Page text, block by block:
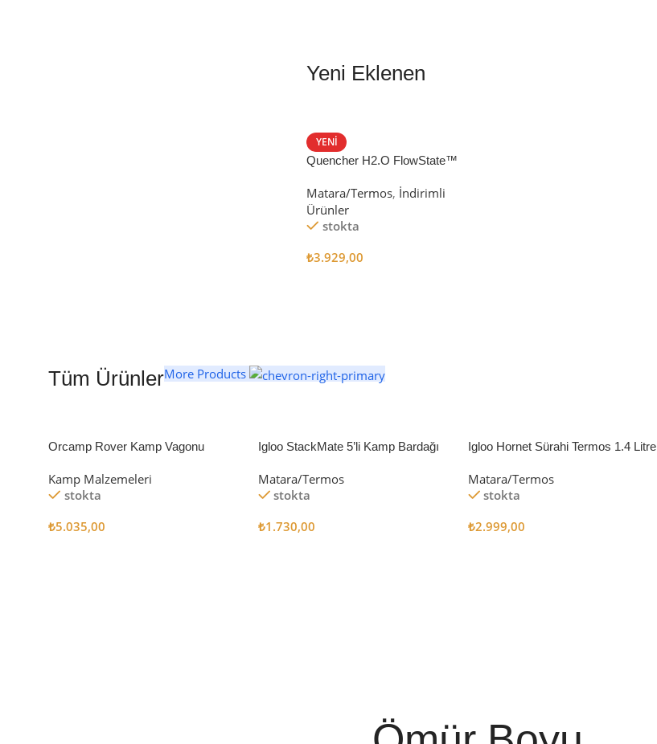
Yeni Eklenen
YENI
Quencher H2.O FlowState™
Matara/Termos, İndirimli
Ürünler
stokta
₺3.929,00
Tüm ÜrünlerMore Products
Orcamp Rover Kamp Vagonu
Kamp Malzemeleri
stokta
₺5.035,00
Igloo StackMate 5’li Kamp Bardağı
Matara/Termos
stokta
₺1.730,00
Igloo Hornet Sürahi Termos 1.4 Litre
Matara/Termos
stokta
₺2.999,00